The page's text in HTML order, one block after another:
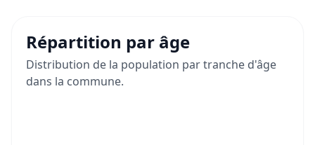
Répartition par âge
Distribution de la population par tranche d'âge
dans la commune.